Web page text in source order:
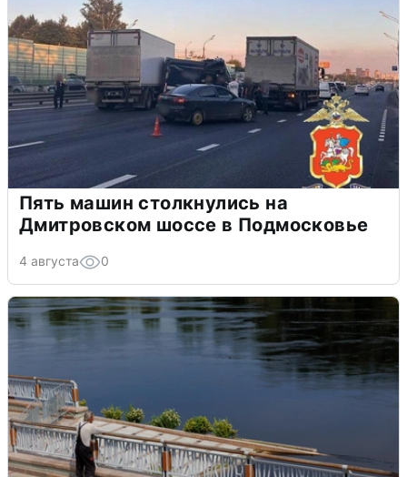
Пять машин столкнулись на
Дмитровском шоссе в Подмосковье
4 августа 0